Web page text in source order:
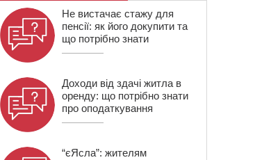
Не вистачає стажу для
пенсії: як його докупити та
що потрібно знати
Доходи від здачі житла в
оренду: що потрібно знати
про оподаткування
“єЯсла”: жителям